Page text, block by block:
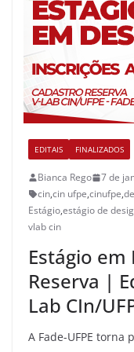
EDITAIS FINALIZADOS
Bianca Rego 7 de
cin,cin ufpe,cinufpe,
Estágio,estágio de
vlab cin
Estágio
Reserva |
Lab CIn/
A Fade-UFPE